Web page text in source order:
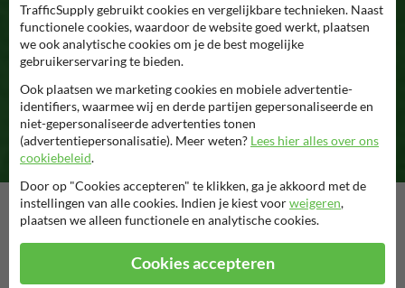
Duurzame kunststof
picknicktafels
Stijlvol, praktisch en 100% gerecycled
Een picknicktafel is niet alleen een plek om samen te eten, maar ook
een bedrijf bent dat een gezellige buitenruimte wil creëren of een
particulier die zijn tuin wil opfleuren, kunststof picknicktafels bieden
TrafficSupply gebruikt cookies en vergelijkbare technieken. Naast
functionele cookies, waardoor de website goed werkt, plaatsen
we ook analytische cookies om je de best mogelijke
gebruikerservaring te bieden.
Ook plaatsen we marketing cookies en mobiele advertentie-
identifiers, waarmee wij en derde partijen gepersonaliseerde en
niet-gepersonaliseerde advertenties tonen
(advertentiepersonalisatie). Meer weten? Lees hier alles over ons
cookiebeleid.
Door op "Cookies accepteren" te klikken, ga je akkoord met de
instellingen van alle cookies. Indien je kiest voorweigeren,
plaatsen we alleen functionele en analytische cookies.
Cookies accepteren